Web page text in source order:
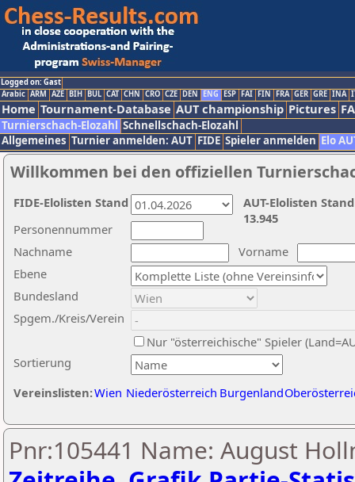
Logged on: Gast
Arabic ARM AZE BIH BUL CAT CHN CRO CZE DEN ENG ESP FAI FIN FRA GER GRE INA
Home Tournament-Database AUT championship Pictures
Turnierschach-Elozahl Schnellschach-Elozahl
Allgemeines Turnier anmelden: AUT FIDE Spieler anmelden Elo
Willkommen bei den offiziellen
Nachname
Vorname
Ebene
Sortierung
Personennummer
Bundesland
Spgem./Kreis/Verein
Nur "österreichische" Spieler
Vereinslisten:Wien Niederösterreich Burgenland
AUT-Elolisten
13.945
FIDE-Elolisten Stand
Pnr:105441 Name: August